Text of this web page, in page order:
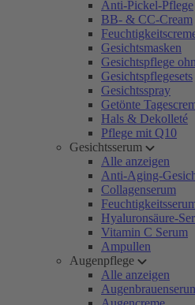
Anti-Pickel-Pflege
BB- & CC-Cream
Gesichtsmasken
Gesichtspflege
Gesichtspflegesets
Gesichtsspray
Getönte
Hals & Dekolleté
Pflege mit Q10
Gesichtsserum
Alle anzeigen
Anti-Aging-
Collagenserum
Hyaluronsäure-
Vitamin C Serum
Ampullen
Augenpflege
Alle anzeigen